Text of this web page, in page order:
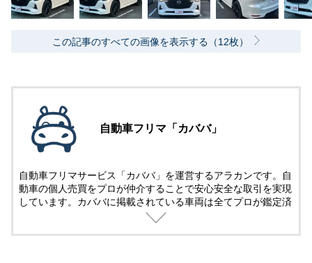
この記事のすべての画像を表示する（12枚）
自動車フリマ「カババ」
自動車フリマサービス「カババ」を運営するアラカンです。自
動車の個人売買をプロが仲介することで安心安全な取引を実現
しています。カババに掲載されている車両は全てプロが鑑定済